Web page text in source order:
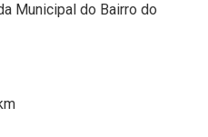
Municipal do Bairro do